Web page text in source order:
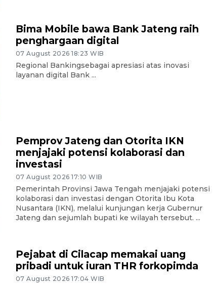
Bima Mobile bawa Bank Jateng raih
penghargaan digital
07 August 2026 18:23 WIB
Regional Bankingsebagai apresiasi atas inovasi
layanan digital Bank ...
Pemprov Jateng dan Otorita IKN
menjajaki potensi kolaborasi dan
investasi
07 August 2026 17:10 WIB
Pemerintah Provinsi Jawa Tengah menjajaki potensi
kolaborasi dan investasi dengan Otorita Ibu Kota
Nusantara (IKN), melalui kunjungan kerja Gubernur
Jateng dan sejumlah bupati ke wilayah tersebut. ...
Pejabat di Cilacap memakai uang
pribadi untuk iuran THR forkopimda
07 August 2026 17:04 WIB
Pawai sapi tunggang angkat
potensi peternakan di Klaten